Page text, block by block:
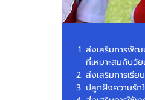
ส่งเสริมการพั
ที่เหมาะสมกับวั
ส่งเสริมการเรี
ปลูกฝังความรัก